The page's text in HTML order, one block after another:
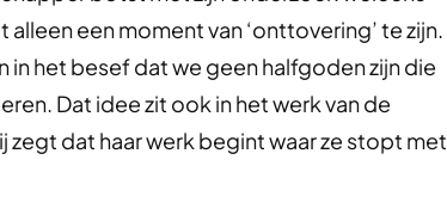
een moment van ‘onttovering’ te zijn.
in het besef dat we geen halfgoden zijn die
Dat idee zit ook in het werk van de
zegt dat haar werk begint waar ze stopt met